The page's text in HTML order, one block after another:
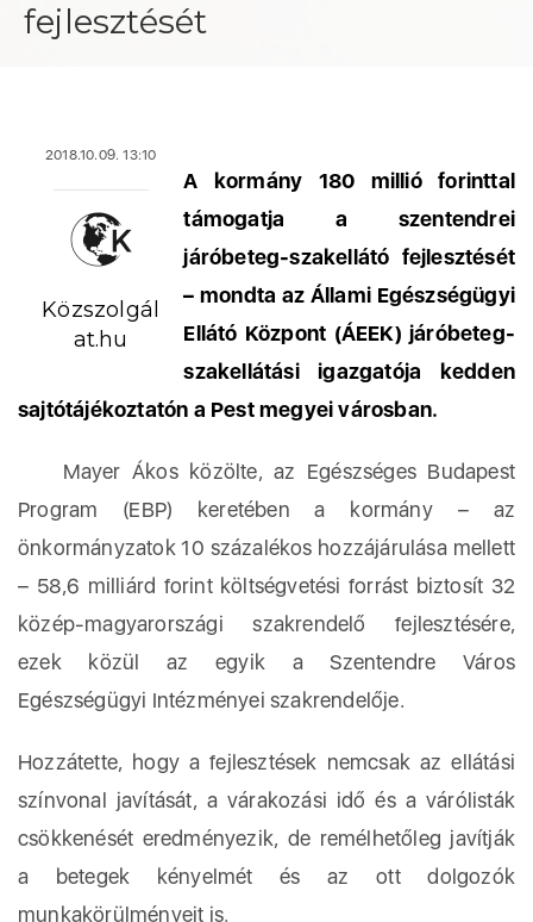
fejlesztését
2018.10.09. 13:10
Közszolgál
at.hu
A kormány 180 millió forinttal
támogatja a szentendrei
járóbeteg-szakellátó fejlesztését
– mondta az Állami Egészségügyi
Ellátó Központ (ÁEEK) járóbeteg-
szakellátási igazgatója kedden
sajtótájékoztatón a Pest megyei városban.
Mayer Ákos közölte, az Egészséges Budapest
Program (EBP) keretében a kormány – az
önkormányzatok 10 százalékos hozzájárulása mellett
– 58,6 milliárd forint költségvetési forrást biztosít 32
közép-magyarországi szakrendelő fejlesztésére,
ezek közül az egyik a Szentendre Város
Egészségügyi Intézményei szakrendelője.
Hozzátette, hogy a fejlesztések nemcsak az ellátási
színvonal javítását, a várakozási idő és a várólisták
csökkenését eredményezik, de remélhetőleg javítják
a betegek kényelmét és az ott dolgozók
munkakörülményeit is.